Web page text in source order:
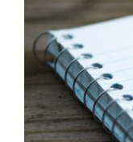
М
Е